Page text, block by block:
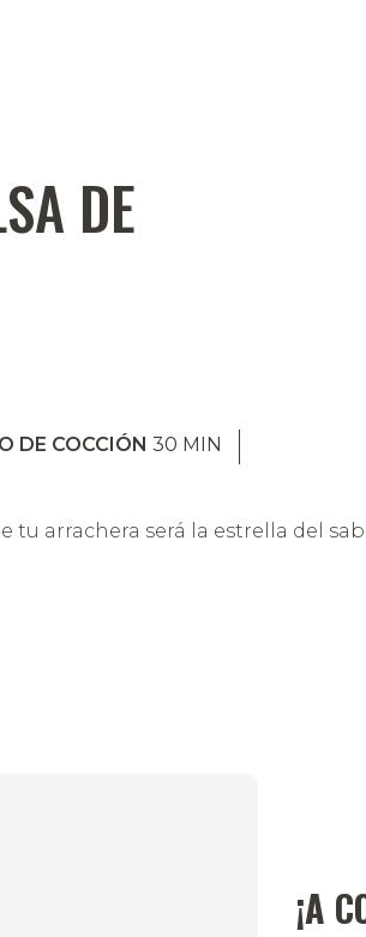
DE
DE COCCIÓN 30 MIN
arrachera será la estrella del
¡A